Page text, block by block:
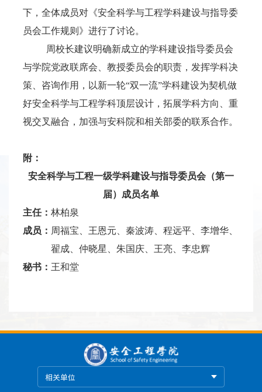
下，全体成员对《安全科学与工程学科建设与指导委
员会工作规则》进行了讨论。
周校长建议明确新成立的学科建设指导委员会
与学院党政联席会、教授委员会的职责，发挥学科决
策、咨询作用，以新一轮“双一流”学科建设为契机做
好安全科学与工程学科顶层设计，拓展学科方向、重
视交叉融合，加强与安科院和相关部委的联系合作。
附：
安全科学与工程一级学科建设与指导委员会（第一
届）成员名单
主任： 林柏泉
成员： 周福宝、王恩元、秦波涛、程远平、李增华、
翟成、仲晓星、朱国庆、王亮、李忠辉
秘书： 王和堂
相关单位